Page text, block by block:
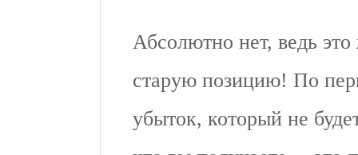
Абсолютно нет, ведь
старую позицию! По
убыток, который не